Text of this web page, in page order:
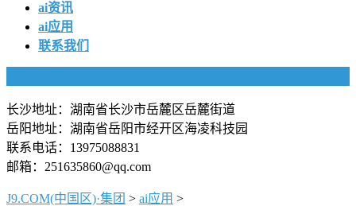
ai资讯
ai应用
联系我们
长沙地址：湖南省长沙市岳麓区岳麓街道
岳阳地址：湖南省岳阳市经开区海凌科技园
联系电话：13975088831
邮箱：251635860@qq.com
J9.COM(中国区)·集团 > ai应用 >